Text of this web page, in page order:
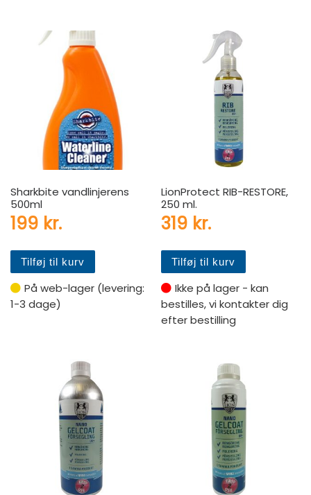
Sharkbite vandlinjerens
500ml
199 kr.
Tilføj til kurv
På web-lager (levering:
1-3 dage)
LionProtect RIB-RESTORE,
250 ml.
319 kr.
Tilføj til kurv
Ikke på lager - kan
bestilles, vi kontakter dig
efter bestilling